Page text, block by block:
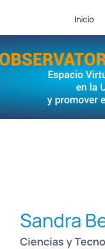
Inicio
Sandra
Ciencias y